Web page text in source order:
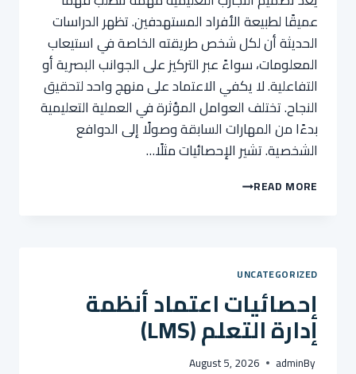
عميقًا لطبيعة الأفراد المستهدفين. تظهر الدراسات
الحديثة أن لكل شخص طريقته الخاصة في استيعاب
المعلومات، سواءً عبر التركيز على الجوانب البصرية أو
التفاعلية. لا يكفي الاعتماد على منهج واحد لتحقيق
النجاح. تختلف العوامل المؤثرة في العملية التعليمية
بدءًا من المهارات السابقة وصولًا إلى الدوافع
الشخصية. تشير الإحصائيات مثلًا…
READ MOREتفضيلات
UNCATEGORIZED
إحصائيات اعتماد أنظمة
إدارة التعلم (LMS)
By
admin
August 5, 2026